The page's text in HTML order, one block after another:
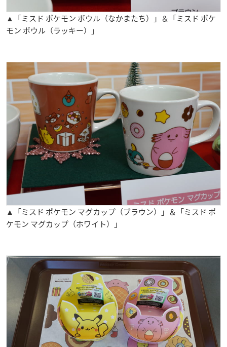
▲「ミスド ポケモン ボウル（なかまたち）」＆「ミスド ポケ
モン ボウル（ラッキー）」
▲「ミスド ポケモン マグカップ（ブラウン）」＆「ミスド ポ
ケモン マグカップ（ホワイト）」